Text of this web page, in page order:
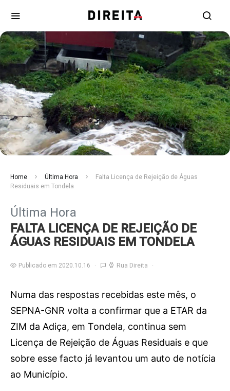
Home Última Hora
Falta Licença de Rejeição de Águas
Residuais em Tondela
Última Hora
FALTA LICENÇA DE REJEIÇÃO DE
ÁGUAS RESIDUAIS EM TONDELA
Publicado em 2020.10.16 Rua Direita
Numa das respostas recebidas este mês, o
SEPNA-GNR volta a confirmar que a ETAR da
ZIM da Adiça, em Tondela, continua sem
Licença de Rejeição de Águas Residuais e que
sobre esse facto já levantou um auto de notícia
ao Município.